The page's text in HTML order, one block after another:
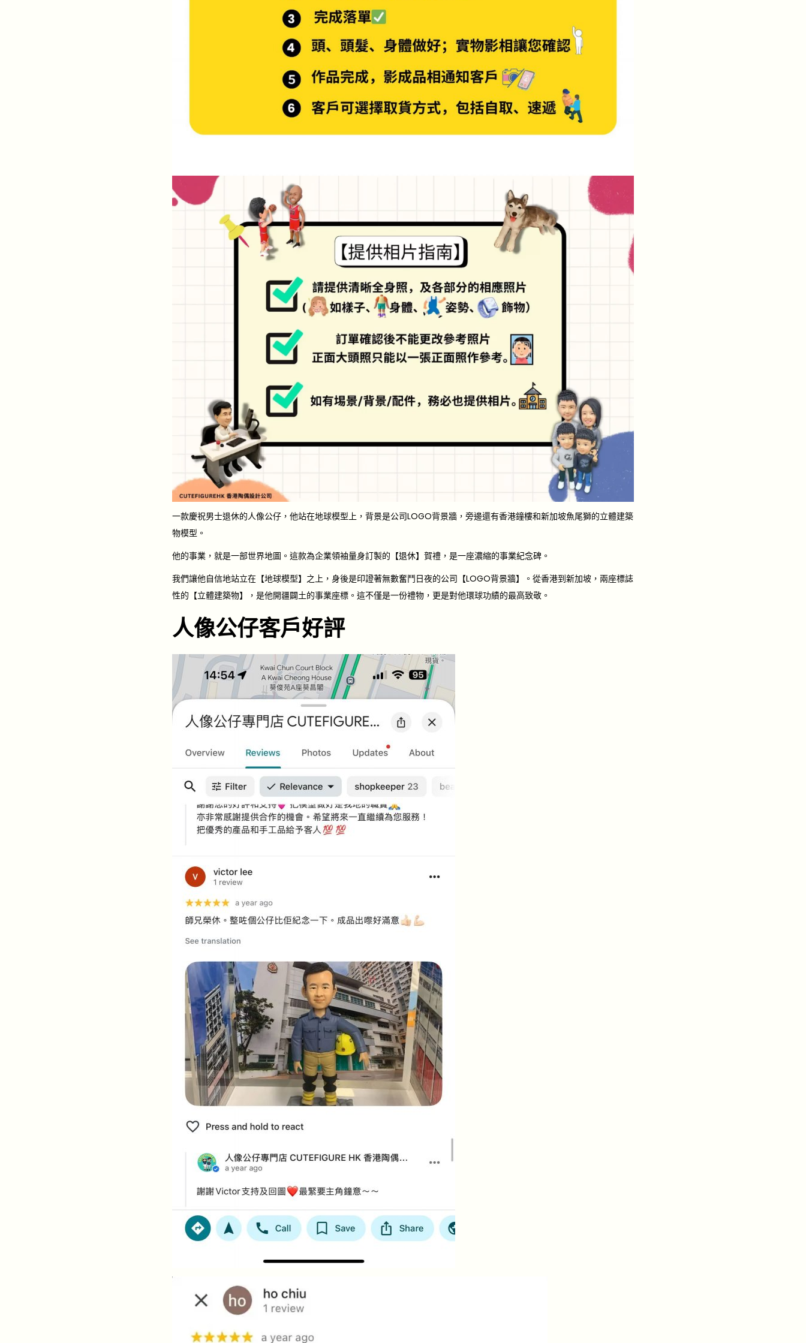
一款慶祝男士退休的人像公仔，他站在地球模型上，背景是公司LOGO背景牆，旁邊還有香港鐘樓和新加坡魚尾獅的立體建築
物模型。
他的事業，就是一部世界地圖。這款為企業領袖量身訂製的【退休】賀禮，是一座濃縮的事業紀念碑。
我們讓他自信地站立在【地球模型】之上，身後是印證著無數奮鬥日夜的公司【LOGO背景牆】。從香港到新加坡，兩座標誌
性的【立體建築物】，是他開疆闢土的事業座標。這不僅是一份禮物，更是對他環球功績的最高致敬。
人像公仔客戶好評